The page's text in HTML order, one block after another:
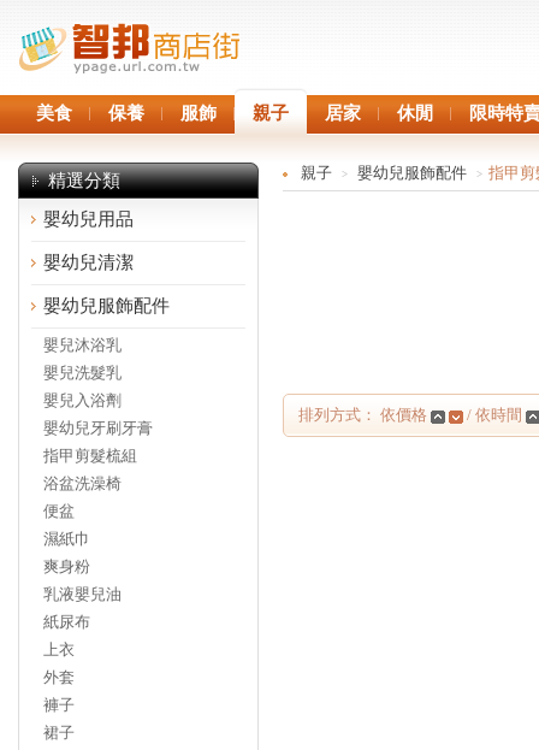
美食 保養 服飾 親子 居家 休閒 限時特
精選分類
嬰幼兒用品
嬰幼兒清潔
嬰幼兒服飾配件
嬰兒沐浴乳
嬰兒洗髮乳
嬰兒入浴劑
嬰幼兒牙刷牙膏
指甲剪髮梳組
浴盆洗澡椅
便盆
濕紙巾
爽身粉
乳液嬰兒油
紙尿布
上衣
外套
褲子
裙子
親子 > 嬰幼兒服飾配件 > 指甲剪
排列方式： 依價格 / 依時間